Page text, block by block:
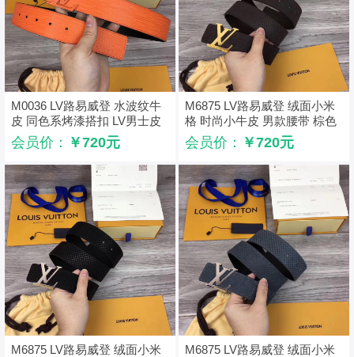
M0036 LV路易威登 水波纹牛
皮 同色系烤漆搭扣 LV男士皮
带 橙紅色
会员价： ￥720元
M6875 LV路易威登 绒面小米
格 时尚小牛皮 男款腰带 棕色
会员价： ￥720元
M6875 LV路易威登 绒面小米
M6875 LV路易威登 绒面小米